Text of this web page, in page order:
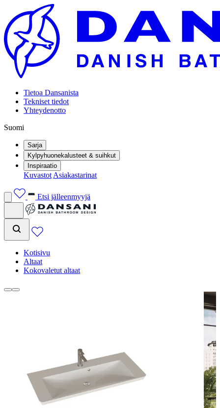
Tietoa Dansanista
Tekniset tiedot
Yhteydenotto
Suomi
Sarja
Kylpyhuonekalusteet & suihkut
Inspiraatio
Kuvastot Asiakastarinat
Etsi jälleenmyyjä
Kotisivu
Altaat
Kokovaletut altaat